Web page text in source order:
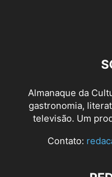
Almanaque da
gastronomia,
televisão. Um
Contato: